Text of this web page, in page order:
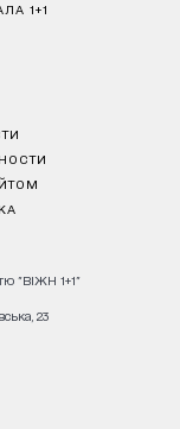
1+1
"ВІЖН 1+1"
23